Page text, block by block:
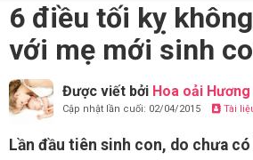
6 điều tối kỵ
với mẹ mới sinh
Được viết bởi Hoa oải Hương
Cập nhật lần cuối: 02/04/2015 Tài
Lần đầu tiên sinh con, do chưa